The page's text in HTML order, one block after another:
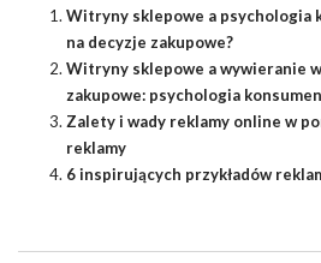
Witryny sklepowe a psychologia
na decyzje zakupowe?
Witryny sklepowe a wywieranie
zakupowe: psychologia
Zalety i wady reklamy online w
reklamy
6 inspirujących przykładów